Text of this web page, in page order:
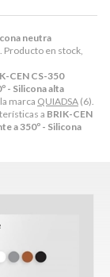
neutra
. Producto en stock,
CEN CS-350
- Silicona alta
marca QUIADSA (6).
a BRIK-CEN
a 350º - Silicona